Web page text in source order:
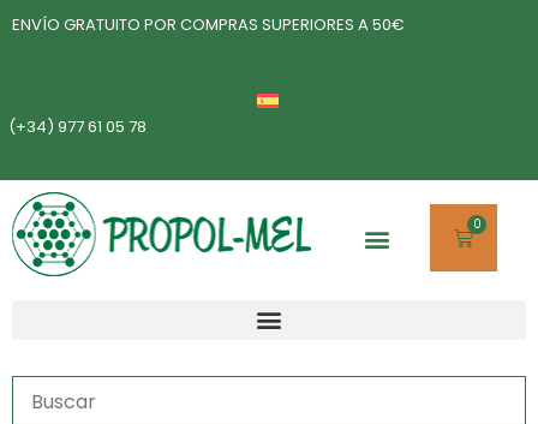
ENVÍO GRATUITO POR COMPRAS SUPERIORES A 50€
(+34) 977 61 05 78
0